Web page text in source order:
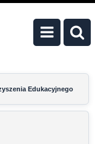
Edukacyjnego